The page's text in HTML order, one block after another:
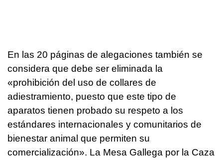
En las 20 páginas de alegaciones también se
considera que debe ser eliminada la
«prohibición del uso de collares de
adiestramiento, puesto que este tipo de
aparatos tienen probado su respeto a los
estándares internacionales y comunitarios de
bienestar animal que permiten su
comercialización». La Mesa Gallega por la Caza